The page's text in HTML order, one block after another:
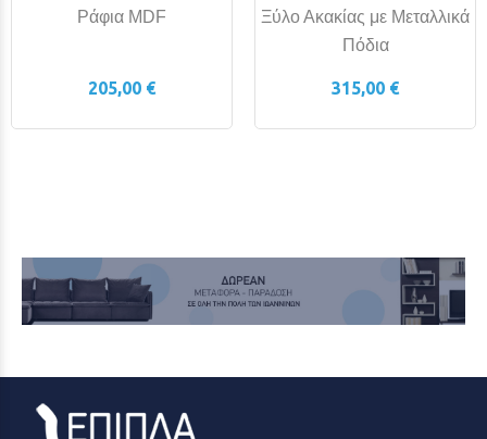
Ράφια MDF
205,00 €
Ξύλο Ακακίας με Μεταλλικά
Πόδια
315,00 €